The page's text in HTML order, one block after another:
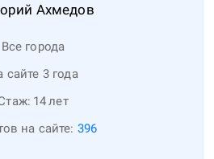
Ахмедов
Все города
сайте 3 года
14лет
на сайте: 396